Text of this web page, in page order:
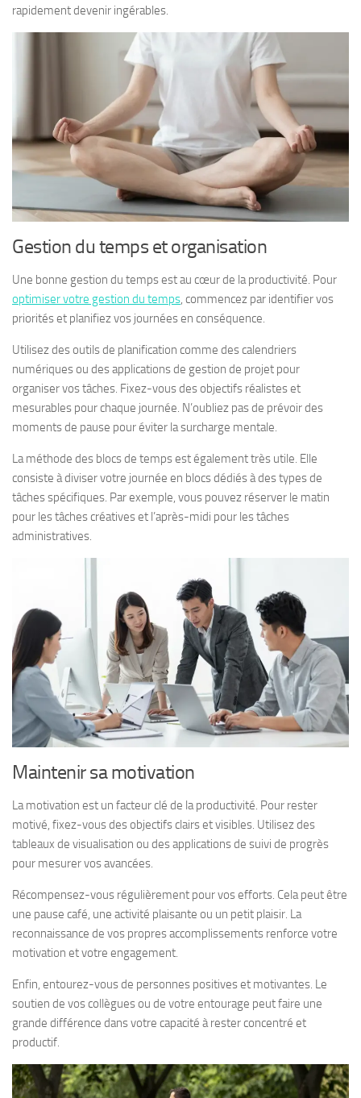
rapidement devenir ingérables.
Gestion du temps et organisation
Une bonne gestion du temps est au cœur de la productivité. Pour
optimiser votre gestion du temps, commencez par identifier vos
priorités et planifiez vos journées en conséquence.
Utilisez des outils de planification comme des calendriers
numériques ou des applications de gestion de projet pour
organiser vos tâches. Fixez-vous des objectifs réalistes et
mesurables pour chaque journée. N’oubliez pas de prévoir des
moments de pause pour éviter la surcharge mentale.
La méthode des blocs de temps est également très utile. Elle
consiste à diviser votre journée en blocs dédiés à des types de
tâches spécifiques. Par exemple, vous pouvez réserver le matin
pour les tâches créatives et l’après-midi pour les tâches
administratives.
Maintenir sa motivation
La motivation est un facteur clé de la productivité. Pour rester
motivé, fixez-vous des objectifs clairs et visibles. Utilisez des
tableaux de visualisation ou des applications de suivi de progrès
pour mesurer vos avancées.
Récompensez-vous régulièrement pour vos efforts. Cela peut être
une pause café, une activité plaisante ou un petit plaisir. La
reconnaissance de vos propres accomplissements renforce votre
motivation et votre engagement.
Enfin, entourez-vous de personnes positives et motivantes. Le
soutien de vos collègues ou de votre entourage peut faire une
grande différence dans votre capacité à rester concentré et
productif.